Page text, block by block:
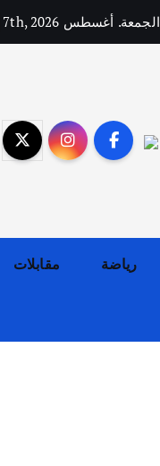
الجمعة. أغسطس 7th, 2026
رياضة مقابلات